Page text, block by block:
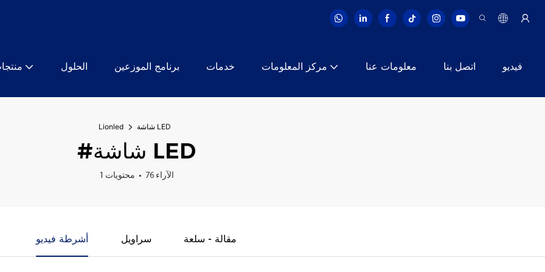
الحلول برنامج الموزعين خدمات مركز المعلومات معلومات عنا اتصل بنا فيديو
Lionled شاشة LED
#شاشة LED
1 محتويات 76 الآراء
أشرطة فيديو سراويل مقالة - سلعة